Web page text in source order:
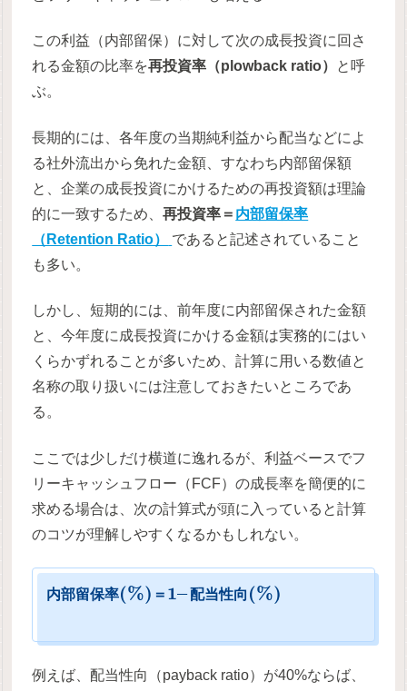
この利益（内部留保）に対して次の成長投資に回さ
れる金額の比率を再投資率（plowback ratio）
と呼
ぶ。
長期的には、各年度の当期純利益から配当などによ
る社外流出から免れた金額、すなわち内部留保額
と、企業の成長投資にかけるための再投資額は理論
的に一致するため、再投資率＝ 内部留保率
（Retention Ratio）
であると記述されていること
も多い。
しかし、短期的には、前年度に内部留保された金額
と、今年度に成長投資にかける金額は実務的にはい
くらかずれることが多いため、計算に用いる数値と
名称の取り扱いには注意しておきたいところであ
る。
ここでは少しだけ横道に逸れるが、利益ベースでフ
リーキャッシュフロー（FCF）の成長率を簡便的に
求める場合は、次の計算式が頭に入っていると計算
のコツが理解しやすくなるかもしれない。
内部留保率(%) ＝ 1–配当性向 (%)
例えば、配当性向（payback ratio）が40%ならば、